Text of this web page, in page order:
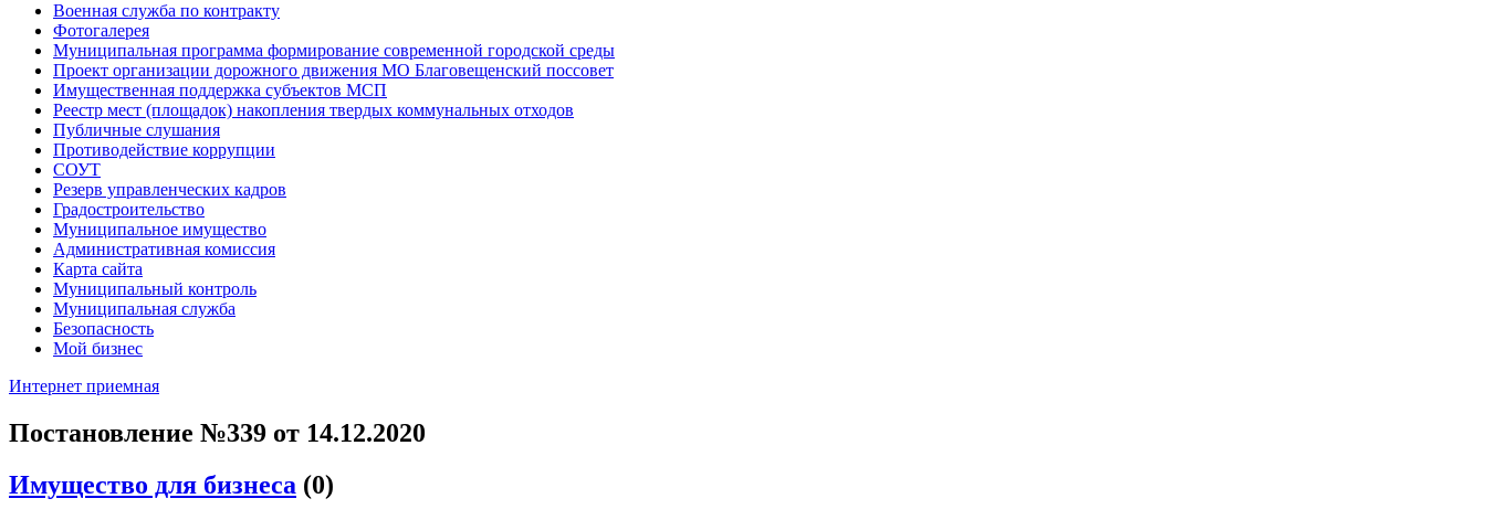
Военная служба по контракту
Фотогалерея
Муниципальная программа формирование современной городской среды
Проект организации дорожного движения МО Благовещенский поссовет
Имущественная поддержка субъектов МСП
Реестр мест (площадок) накопления твердых коммунальных отходов
Публичные слушания
Противодействие коррупции
СОУТ
Резерв управленческих кадров
Градостроительство
Муниципальное имущество
Административная комиссия
Карта сайта
Муниципальный контроль
Муниципальная служба
Безопасность
Мой бизнес
Интернет приемная
Постановление №339 от 14.12.2020
Имущество для бизнеса (0)